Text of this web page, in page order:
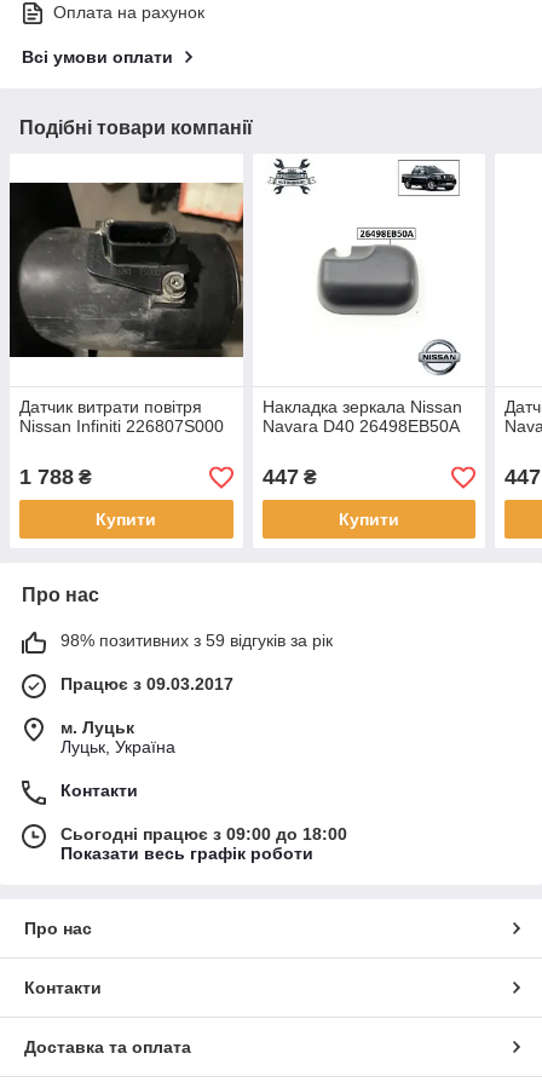
Оплата на рахунок
Всі умови оплати
Подібні товари компанії
Датчик витрати повітря
Nissan Infiniti 226807S000
1 788 ₴
Купити
Накладка зеркала Nissan
Navara D40 26498EB50A
447₴
Купити
447
Про нас
98% позитивних з 59 відгуків за рік
Працює з 09.03.2017
м. Луцьк
Луцьк, Україна
Контакти
Сьогодні працює з 09:00 до 18:00
Показати весь графік роботи
Про нас
Контакти
Доставка та оплата